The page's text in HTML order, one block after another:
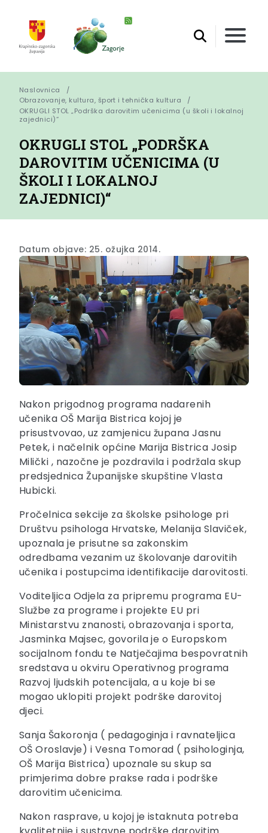
Naslovnica
Obrazovanje, kultura, šport i tehnička kultura
OKRUGLI STOL „Podrška darovitim učenicima (u školi i lokalnoj
zajednici)“
OKRUGLI STOL „PODRŠKA
DAROVITIM UČENICIMA (U
ŠKOLI I LOKALNOJ
ZAJEDNICI)“
Datum objave: 25. ožujka 2014.
Nakon prigodnog programa nadarenih
učenika OŠ Marija Bistrica kojoj je
prisustvovao, uz zamjenicu župana Jasnu
Petek, i načelnik općine Marija Bistrica Josip
Milički , nazočne je pozdravila i podržala skup
predsjednica Županijske skupštine Vlasta
Hubicki.
Pročelnica sekcije za školske psihologe pri
Društvu psihologa Hrvatske, Melanija Slaviček,
upoznala je prisutne sa zakonskim
odredbama vezanim uz školovanje darovitih
učenika i postupcima identifikacije darovitosti.
Voditeljica Odjela za pripremu programa EU-
Službe za programe i projekte EU pri
Ministarstvu znanosti, obrazovanja i sporta,
Jasminka Majsec, govorila je o Europskom
socijalnom fondu te Natječajima bespovratnih
sredstava u okviru Operativnog programa
Razvoj ljudskih potencijala, a u koje bi se
mogao uklopiti projekt podrške darovitoj
djeci.
Sanja Šakoronja ( pedagoginja i ravnateljica
OŠ Oroslavje) i Vesna Tomorad ( psihologinja,
OŠ Marija Bistrica) upoznale su skup sa
primjerima dobre prakse rada i podrške
darovitim učenicima.
Nakon rasprave, u kojoj je istaknuta potreba